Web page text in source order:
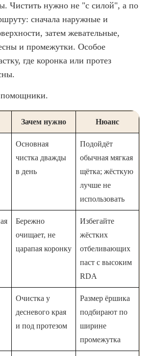
Чистить нужно не "с силой", а по
сначала наружные и
затем жевательные,
и промежутки. Особое
где коронка или протез
Зачем нужно Нюанс
Основная
чистка дважды
в день
Подойдёт
обычная мягкая
щётка; жёсткую
лучше не
использовать
Бережно
очищает, не
царапая коронку
Избегайте
жёстких
отбеливающих
паст с высоким
RDA
Очистка у
десневого края
и под протезом
Размер ёршика
подбирают по
ширине
промежутка